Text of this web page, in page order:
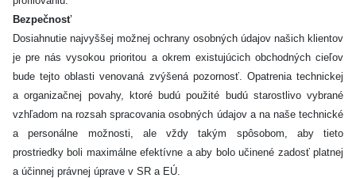
Bezpečnosť
Dosiahnutie najvyššej možnej ochrany osobných údajov našich klientov
je pre nás vysokou prioritou a okrem existujúcich obchodných cieľov
bude tejto oblasti venovaná zvýšená pozornosť. Opatrenia technickej
a organizačnej povahy, ktoré budú použité budú starostlivo vybrané
vzhľadom na rozsah spracovania osobných údajov a na naše technické
a personálne možnosti, ale vždy takým spôsobom, aby tieto
prostriedky boli maximálne efektívne a aby bolo učinené zadosť platnej
a účinnej právnej úprave v SR a EÚ.